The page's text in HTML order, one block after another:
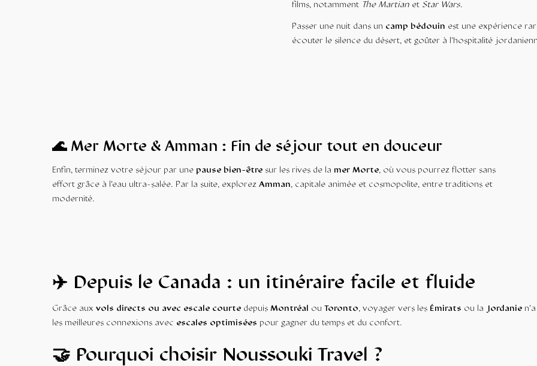
films, notamment The Martian et Star Wars.
Passer une nuit dans un camp bédouin est une expérience
écouter le silence du désert, et goûter à l’hospitalité
🌊 Mer Morte & Amman : Fin de séjour tout en douceur
Enfin, terminez votre séjour par une pause bien-être sur les rives de la mer Morte, où vous pourrez flotter sans
effort grâce à l’eau ultra-salée. Par la suite, explorez Amman, capitale animée et cosmopolite, entre traditions et
modernité.
✈️ Depuis le Canada : un itinéraire facile et fluide
Grâce aux vols directs ou avec escale courte depuis Montréal ou Toronto, voyager vers les Émirats ou la Jordanie
les meilleures connexions avec escales optimisées pour gagner du temps et du confort.
🤝 Pourquoi choisir Noussouki Travel ?